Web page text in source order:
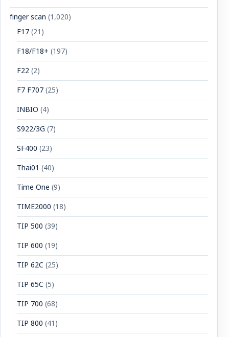
finger scan (1,020)
F17(21)
F18/F18+ (197)
F22(2)
F7 F707(25)
INBIO (4)
S922/3G (7)
SF400 (23)
Thai01 (40)
Time One (9)
TIME2000 (18)
TIP 500 (39)
TIP 600 (19)
TIP 62C (25)
TIP 65C (5)
TIP 700 (68)
TIP 800 (41)